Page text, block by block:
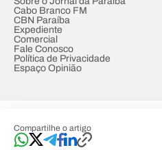
Compartilhe o artigo
Cabo Branco FM
CBN Paraíba
Expediente
Comercial
Fale Conosco
Política de Privacidade
Espaço Opinião
Developed by Designed by